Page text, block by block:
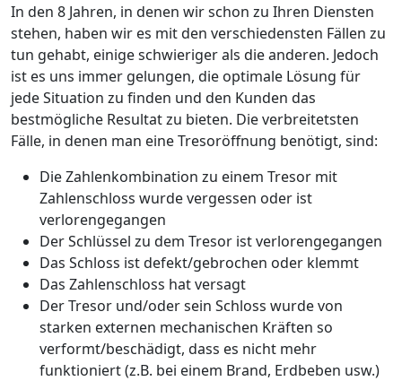
In den 8 Jahren, in denen wir schon zu Ihren Diensten
stehen, haben wir es mit den verschiedensten Fällen zu
tun gehabt, einige schwieriger als die anderen. Jedoch
ist es uns immer gelungen, die optimale Lösung für
jede Situation zu finden und den Kunden das
bestmögliche Resultat zu bieten. Die verbreitetsten
Fälle, in denen man eine Tresoröffnung benötigt, sind:
Die Zahlenkombination zu einem Tresor mit
Zahlenschloss wurde vergessen oder ist
verlorengegangen
Der Schlüssel zu dem Tresor ist verlorengegangen
Das Schloss ist defekt/gebrochen oder klemmt
Das Zahlenschloss hat versagt
Der Tresor und/oder sein Schloss wurde von
starken externen mechanischen Kräften so
verformt/beschädigt, dass es nicht mehr
funktioniert (z.B. bei einem Brand, Erdbeben usw.)